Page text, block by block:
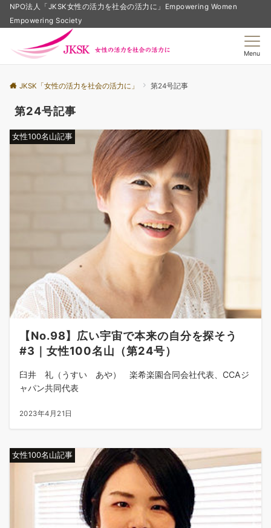
NPO法人「JKSK女性の活力を社会の活力に」Empowering Women
Empowering Society
Menu
JKSK「女性の活力を社会の活力に」 第24号記事
第24号記事
女性100名山記事
【No.98】広い宇宙で本来の自分を探そう
#3｜女性100名山（第24号）
臼井 礼（うすい あや） 楽希楽園合同会社代表、CCAジ
ャパン共同代表
2023年4月21日
女性100名山記事